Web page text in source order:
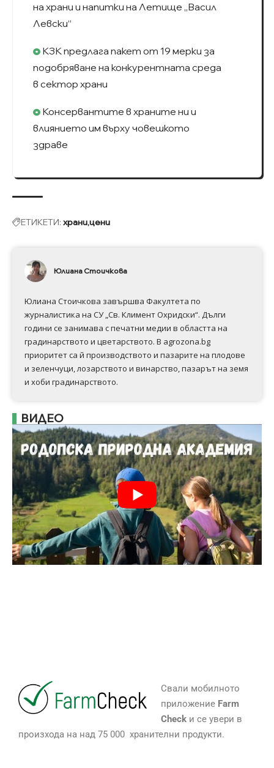
на храни и напитки на Летище „Васил
Левски“
КЗК предлага пакет от 19 мерки за
подобряване на конкурентната среда
в сектор храни
Консервантите в храните ни и
влиянието им върху човешкото
здраве
ЕТИКЕТИ: храницени
Юлиана Стоичкова
Юлиана Стоичкова завършва Факултета по
журналистика на СУ „Св. Климент Охридски“. Дълги
години се занимава с печатни медии в областта на
градинарството и цветарството. В agrozona.bg
приоритет са й производството и пазарите на плодове
и зеленчуци, лозарството и винарство, пазарът на земя
и хоби градинарството.
ВИДЕО
Свали мобилното
приложение Farm
Checkи се увери в
произхода на над 75 000 хранителни продукти.